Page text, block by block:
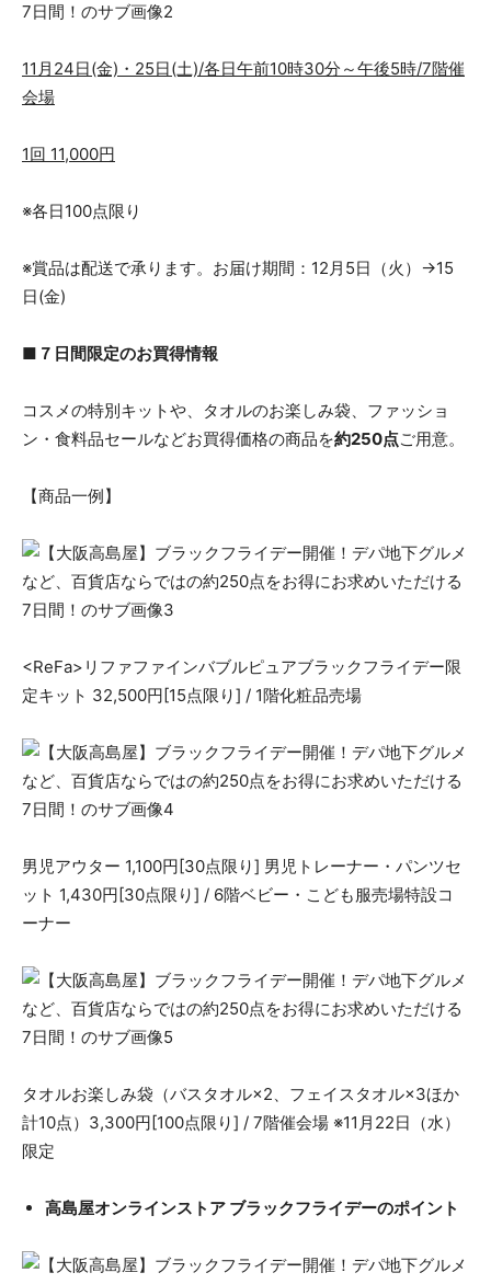
11月24日(金)・25日(土)/各日午前10時30分～午後5時/7階催
会場
1回 11,000円
※各日100点限り
※賞品は配送で承ります。お届け期間：12月5日（火）→15
日(金)
■７日間限定のお買得情報
コスメの特別キットや、タオルのお楽しみ袋、ファッショ
ン・食料品セールなどお買得価格の商品を約250点ご用意。
【商品一例】
<ReFa>リファファインバブルピュアブラックフライデー限
定キット 32,500円[15点限り] / 1階化粧品売場
男児アウター 1,100円[30点限り] 男児トレーナー・パンツセ
ット 1,430円[30点限り] / 6階ベビー・こども服売場特設コ
ーナー
タオルお楽しみ袋（バスタオル×2、フェイスタオル×3ほか
計10点）3,300円[100点限り] / 7階催会場 ※11月22日（水）
限定
高島屋オンラインストア ブラックフライデーのポイント